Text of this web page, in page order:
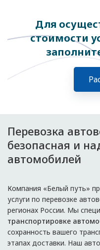
Для
стоимости
Перевозка
безопасная и
автомобилей
Компания «Белый путь»
услуги по перевозке
регионах России. Мы
транспортировке
сохранность вашего
этапах доставки. Наш